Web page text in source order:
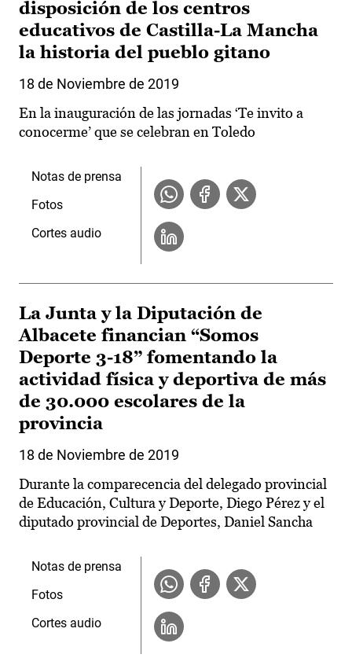
disposición de los centros
educativos de Castilla-La Mancha
la historia del pueblo gitano
18 de Noviembre de 2019
En la inauguración de las jornadas ‘Te invito a
conocerme’ que se celebran en Toledo
Notas de prensa
Fotos
Cortes audio
La Junta y la Diputación de
Albacete financian “Somos
Deporte 3-18” fomentando la
actividad física y deportiva de más
de 30.000 escolares de la
provincia
18 de Noviembre de 2019
Durante la comparecencia del delegado provincial
de Educación, Cultura y Deporte, Diego Pérez y el
diputado provincial de Deportes, Daniel Sancha
Notas de prensa
Fotos
Cortes audio